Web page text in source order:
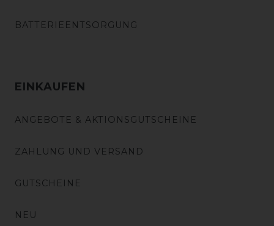
BATTERIEENTSORGUNG
EINKAUFEN
ANGEBOTE & AKTIONSGUTSCHEINE
ZAHLUNG UND VERSAND
GUTSCHEINE
NEU